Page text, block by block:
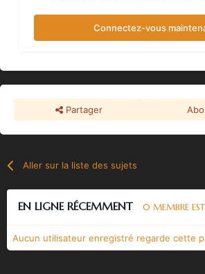
Connectez-vous
Partager
Aller sur la liste des sujets
EN LIGNE RÉCEMMENT 0 MEMBRE
Aucun utilisateur enregistré regarde cette